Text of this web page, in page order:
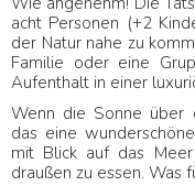
acht Personen (+2
der Natur nahe zu
Familie oder eine
Aufenthalt in einer
Wenn die Sonne über
das eine
mit Blick auf das
draußen zu essen. Was